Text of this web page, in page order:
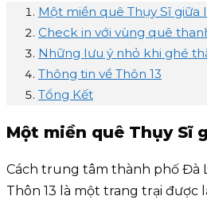
Một miền quê Thụy Sĩ giữa
Check in với vùng quê
Những lưu ý nhỏ khi ghé
Thông tin về Thôn 13
Tổng Kết
Một miền quê Thụy Sĩ
Cách trung tâm thành phố Đà
Thôn 13 là một trang trại được